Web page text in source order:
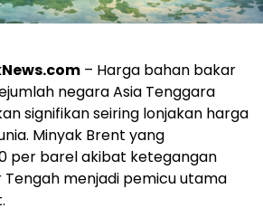
– Harga bahan bakar
negara Asia Tenggara
signifikan seiring lonjakan harga
Minyak Brent yang
per barel akibat ketegangan
Tengah menjadi pemicu utama